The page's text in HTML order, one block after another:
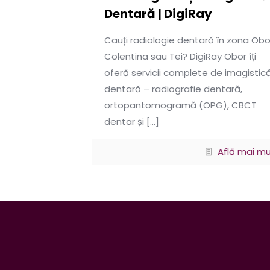
Dentară | DigiRay
Cauți radiologie dentară în zona
Colentina sau Tei? DigiRay Obor îți
oferă servicii complete de
dentară – radiografie dentară,
ortopantomogramă (OPG), CBCT
dentar și […]
Află mai